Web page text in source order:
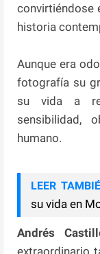
convirtiéndose
historia
Aunque era
fotografía su
su vida a
sensibilidad,
humano.
LEER
su vida en
Andrés
extraordinario